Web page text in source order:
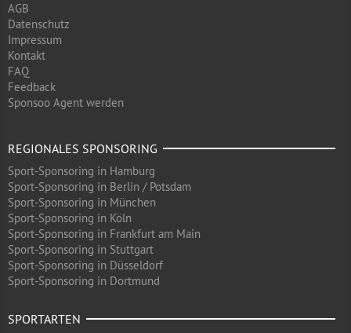
AGB
Datenschutz
Impressum
Kontakt
FAQ
Feedback
Sponsoo Agent werden
REGIONALES SPONSORING
Sport-Sponsoring in Hamburg
Sport-Sponsoring in Berlin / Potsdam
Sport-Sponsoring in München
Sport-Sponsoring in Köln
Sport-Sponsoring in Frankfurt am Main
Sport-Sponsoring in Stuttgart
Sport-Sponsoring in Düsseldorf
Sport-Sponsoring in Dortmund
SPORTARTEN